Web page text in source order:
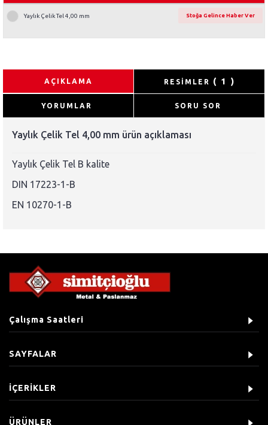
Yaylık Çelik Tel 4,00 mm Stoğa Gelince Haber Ver
AÇIKLAMA RESİMLER ( 1 )
YORUMLAR SORU SOR
Yaylık Çelik Tel 4,00 mm ürün açıklaması
Yaylık Çelik Tel B kalite
DIN 17223-1-B
EN 10270-1-B
Çalışma Saatleri
SAYFALAR
İÇERİKLER
ÜRÜNLER